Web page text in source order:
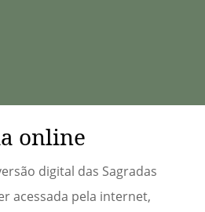
online
digital das Sagradas
acessada pela internet,